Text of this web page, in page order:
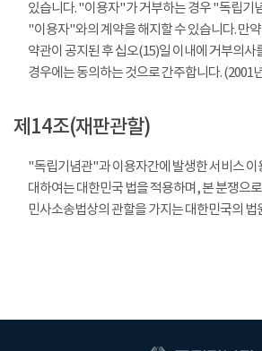
있습니다. "이용자"가 거부하는 경우 "독립기
"이용자"와의 계약을 해지할 수 있습니다. 만
약관이 공지된 후 십오(15)일 이내에 거부의사
경우에는 동의하는 것으로 간주합니다. (2001
제14조(재판관할)
"독립기념관"과 이용자간에 발생한 서비스 이
대하여는 대한민국 법을 적용하며, 본 분쟁으
민사소송법상의 관할을 가지는 대한민국의 법